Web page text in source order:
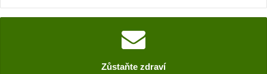
Zůstaňte zdraví